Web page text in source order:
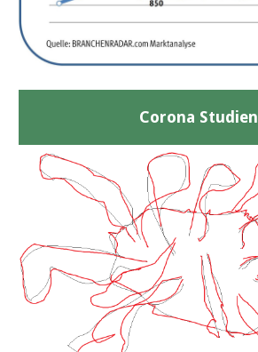
Corona Studien